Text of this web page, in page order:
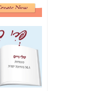
תיק לביבי
החשודים
אחת
4000
התמוטטה
בניצחון
כאן
איך כתבות